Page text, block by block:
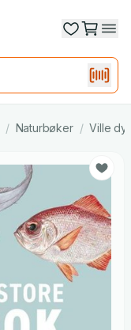
/ Naturbøker / Ville dyr